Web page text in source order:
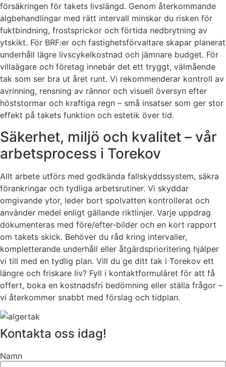
försäkringen för takets livslängd. Genom återkommande
algbehandlingar med rätt intervall minskar du risken för
fuktbindning, frostsprickor och förtida nedbrytning av
ytskikt. För BRF:er och fastighetsförvaltare skapar planerat
underhåll lägre livscykelkostnad och jämnare budget. För
villaägare och företag innebär det ett tryggt, välmående
tak som ser bra ut året runt. Vi rekommenderar kontroll av
avrinning, rensning av rännor och visuell översyn efter
höststormar och kraftiga regn – små insatser som ger stor
effekt på takets funktion och estetik över tid.
Säkerhet, miljö och kvalitet – vår
arbetsprocess i Torekov
Allt arbete utförs med godkända fallskyddssystem, säkra
förankringar och tydliga arbetsrutiner. Vi skyddar
omgivande ytor, leder bort spolvatten kontrollerat och
använder medel enligt gällande riktlinjer. Varje uppdrag
dokumenteras med före/efter-bilder och en kort rapport
om takets skick. Behöver du råd kring intervaller,
kompletterande underhåll eller åtgärdsprioritering hjälper
vi till med en tydlig plan. Vill du ge ditt tak i Torekov ett
längre och friskare liv? Fyll i kontaktformuläret för att få
offert, boka en kostnadsfri bedömning eller ställa frågor –
vi återkommer snabbt med förslag och tidplan.
Kontakta oss idag!
Namn